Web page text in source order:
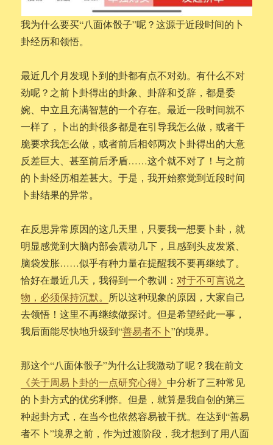
我为什么要买“八面体骰子”呢？这源于近段时间的卜
卦经历和领悟。
最近几个月发现卜到的卦都有点不对劲。有什么不对
劲呢？之前卜卦得出的卦象、卦辞和爻辞，都是委
婉、中立且充满智慧的一个存在。最近一段时间就不
一样了，卜出的卦很多都是在引导我怎么做，或者干
脆要求我怎么做，或者前后相邻两次卜卦得出的大意
反差巨大、甚至前后矛盾……这个就不对了！与之前
的卜卦经历相差甚大。于是，我开始察觉到近段时间
卜卦结果的异常。
在反思异常原因的这几天里，只要我一想要卜卦，就
明显感觉到大脑内部会震动几下，且感到头皮发紧、
脑袋发胀……似乎有种力量在提醒我不要再继续了。
恰好在最近几天，我得到一个教训： 对于不可言说之
物，必须保持沉默。 所以这种现象的原因，大家自己
去领悟！这里不再继续做探讨。但是希望经此一事，
我后面能尽快地升级到“善易者不卜”的境界。
那这个“八面体骰子”为什么让我激动了呢？我在前文
《关于周易卜卦的一点研究心得》 中分析了三种常见
的卜卦方式的优劣利弊。但是，就算是我自创的第三
种起卦方式，在当今也依然容易被干扰。在达到“善易
者不卜”境界之前，作为过渡阶段，我才想到了用八面